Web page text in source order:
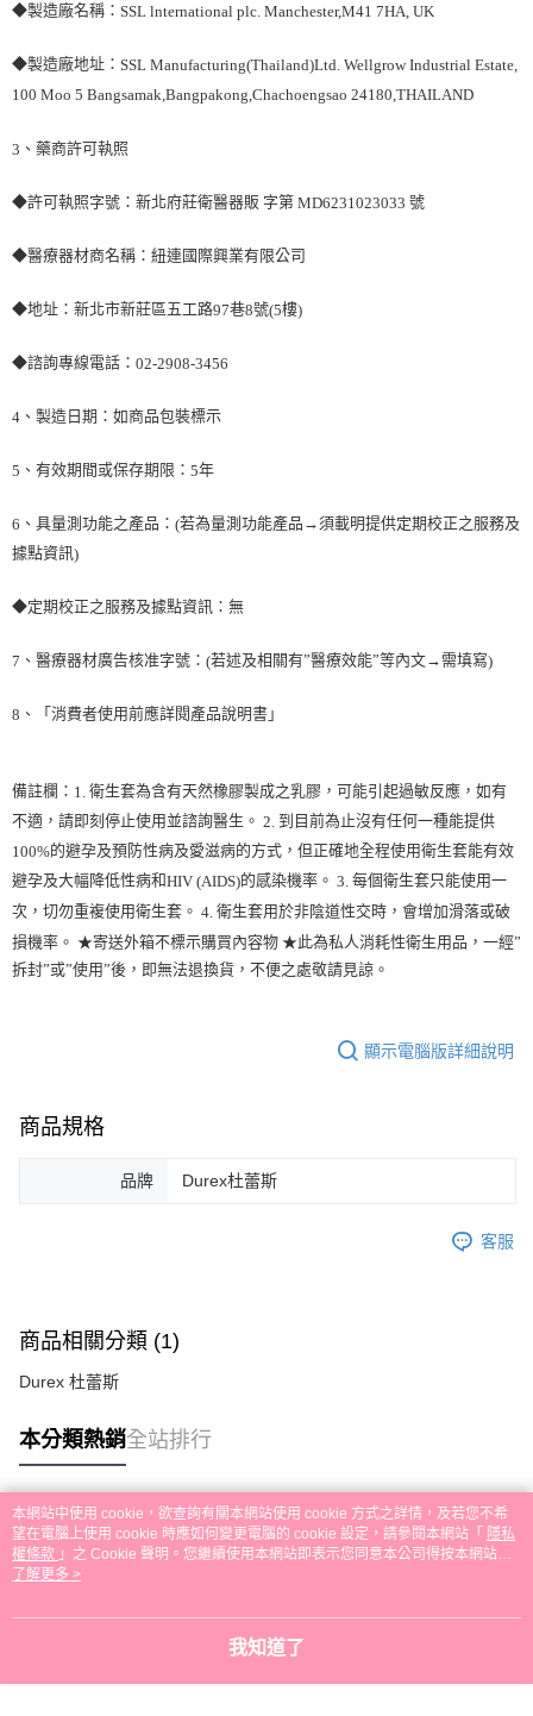
◆製造廠名稱： SSL lnternational plc. Manchester,M41 7HA, UK
◆製造廠地址： SSL Manufacturing(Thailand)Ltd. Wellgrow Industrial Estate,
100 Moo 5 Bangsamak,Bangpakong,Chachoengsao 24180,THAILAND
3 、藥商許可執照
◆許可執照字號：新北府莊衛醫器販 字第 MD6231023033 號
◆醫療器材商名稱：紐連國際興業有限公司
◆地址：新北市新莊區五工路97巷8號(5樓)
◆諮詢專線電話： 02-2908-3456
4 、製造日期：如商品包裝標示
5 、有效期間或保存期限： 5年
6 、具量測功能之產品： (若為量測功能產品→須載明提供定期校正之服務及
據點資訊)
◆定期校正之服務及據點資訊：無
7 、醫療器材廣告核准字號： (若述及相關有”醫療效能”等內文→需填寫)
8 、「消費者使用前應詳閱產品說明書」
備註欄： 1. 衛生套為含有天然橡膠製成之乳膠，可能引起過敏反應，如有
不適，請即刻停止使用並諮詢醫生。 2. 到目前為止沒有任何一種能提供
100%的避孕及預防性病及愛滋病的方式，但正確地全程使用衛生套能有效
避孕及大幅降低性病和HIV (AIDS)的感染機率。 3. 每個衛生套只能使用一
次，切勿重複使用衛生套。 4. 衛生套用於非陰道性交時，會增加滑落或破
損機率。 ★寄送外箱不標示購買內容物 ★此為私人消耗性衛生用品，一經”
拆封”或”使用”後，即無法退換貨，不便之處敬請見諒。
顯示電腦版詳細說明
商品規格
品牌 Durex杜蕾斯
客服
商品相關分類 (1)
Durex 杜蕾斯
本分類熱銷全站排行
熱門標籤
本網站中使用 cookie，欲查詢有關本網站使用 cookie 方式之詳情，及若您不希
望在電腦上使用 cookie 時應如何變更電腦的 cookie 設定，請參閱本網站「 隱私
權條款 」之 Cookie 聲明。您繼續使用本網站即表示您同意本公司得按本網站使
用條款之 Cookie 聲明使用 cookie。
了解更多 >
我知道了